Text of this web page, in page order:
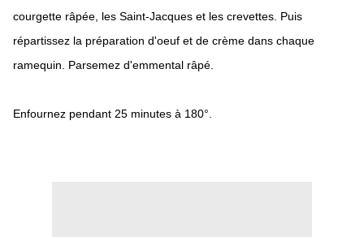
courgette râpée, les Saint-Jacques et les crevettes. Puis
répartissez la préparation d'oeuf et de crème dans chaque
ramequin. Parsemez d'emmental râpé.
Enfournez pendant 25 minutes à 180°.